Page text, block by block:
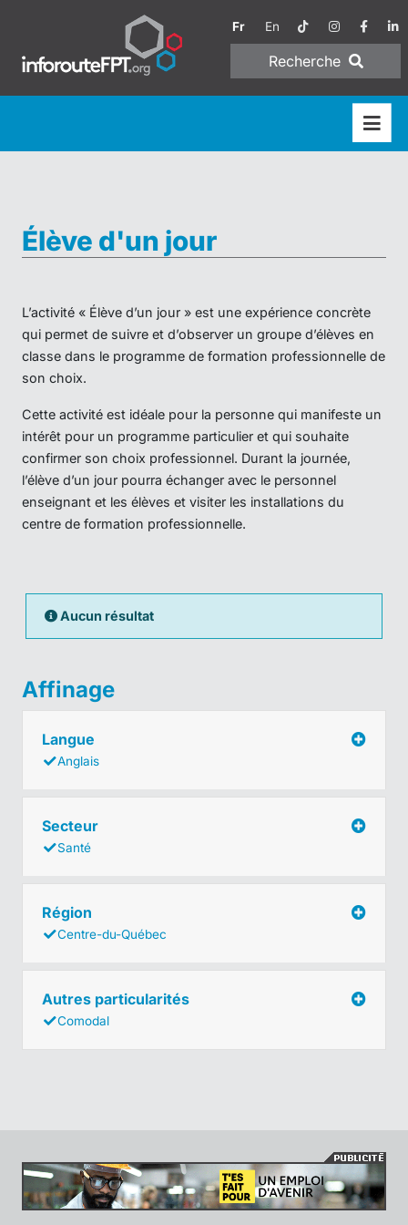
Fr En
Recherche
Élève d'un jour
L’activité « Élève d’un jour » est une expérience concrète
qui permet de suivre et d’observer un groupe d’élèves en
classe dans le programme de formation professionnelle de
son choix.
Cette activité est idéale pour la personne qui manifeste un
intérêt pour un programme particulier et qui souhaite
confirmer son choix professionnel. Durant la journée,
l’élève d’un jour pourra échanger avec le personnel
enseignant et les élèves et visiter les installations du
centre de formation professionnelle.
Aucun résultat
Affinage
Langue
Anglais
Secteur
Santé
Région
Centre-du-Québec
Autres particularités
Comodal